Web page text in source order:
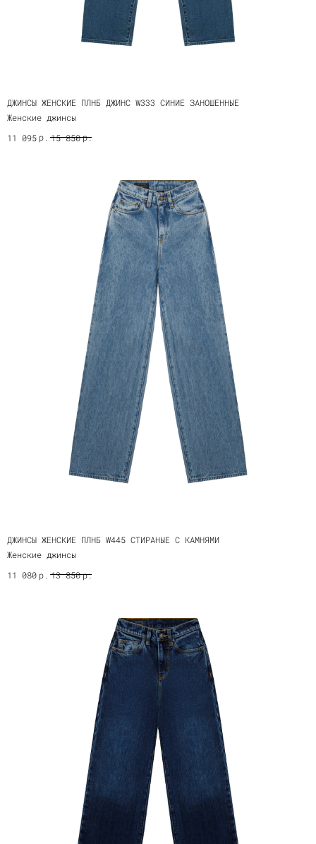
ДЖИНСЫ ЖЕНСКИЕ ПЛНБ ДЖИНС W333 СИНИЕ ЗАНОШЕННЫЕ
Женские джинсы
11 095 р. 15 850р.
ДЖИНСЫ ЖЕНСКИЕ ПЛНБ W445 СТИРАНЫЕ С КАМНЯМИ
Женские джинсы
11 080 р. 13 850р.